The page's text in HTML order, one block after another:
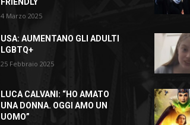
4 Marzo 2025
USA: AUMENTANO GLI ADULTI
LGBTQ+
25 Febbraio 2025
LUCA CALVANI: “HO AMATO
UNA DONNA. OGGI AMO UN
UOMO”